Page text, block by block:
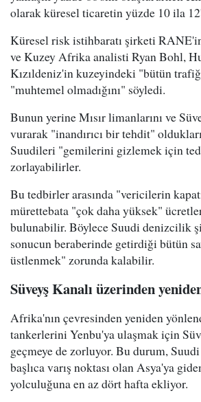
olarak küresel ticaretin yüzde 10 ila
Küresel risk istihbaratı şirketi
ve Kuzey Afrika analisti Ryan Bohl,
Kızıldeniz'in kuzeyindeki "bütün
"muhtemel olmadığını" söyledi.
Bunun yerine Mısır limanlarını ve
vurarak "inandırıcı bir tehdit"
Suudileri "gemilerini gizlemek için
zorlayabilirler.
Bu tedbirler arasında "vericilerin
mürettebata "çok daha yüksek"
bulunabilir. Böylece Suudi denizcilik
sonucun beraberinde getirdiği bütün
üstlenmek" zorunda kalabilir.
Süveyş Kanalı üzerinden
Afrika'nın çevresinden yeniden
tankerlerini Yenbu'ya ulaşmak için
geçmeye de zorluyor. Bu durum,
başlıca varış noktası olan Asya'ya
yolculuğuna en az dört hafta ekliyor.